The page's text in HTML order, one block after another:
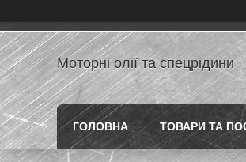
Моторні олії та спецрідини
ГОЛОВНА ТОВАРИ ТА